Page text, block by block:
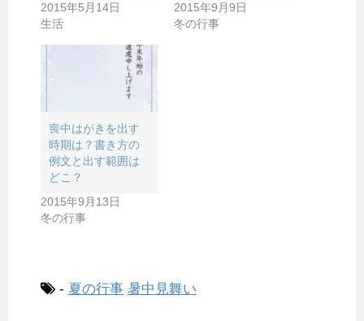
2015年5月14日
生活
2015年9月9日
冬の行事
喪中はがきを出す
時期は？書き方の
例文と出す範囲は
どこ？
2015年9月13日
冬の行事
- 夏の行事 暑中見舞い